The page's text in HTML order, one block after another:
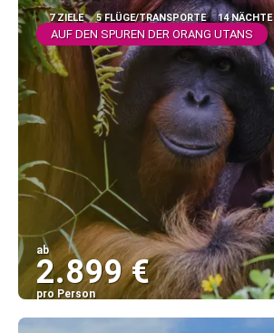
7 ZIELE 5 FLÜGE/TRANSPORTE 14 NÄCHTE
AUF DEN SPUREN DER ORANG UTANS
ab
2.899 €
pro Person
Sehen